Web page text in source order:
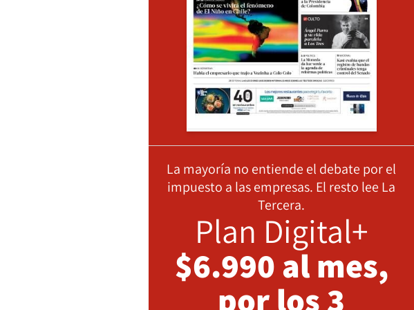
La mayoría no entiende el debate por el
impuesto a las empresas. El resto lee La
Tercera.
Plan Digital+
$6.990 al mes,
por los 3